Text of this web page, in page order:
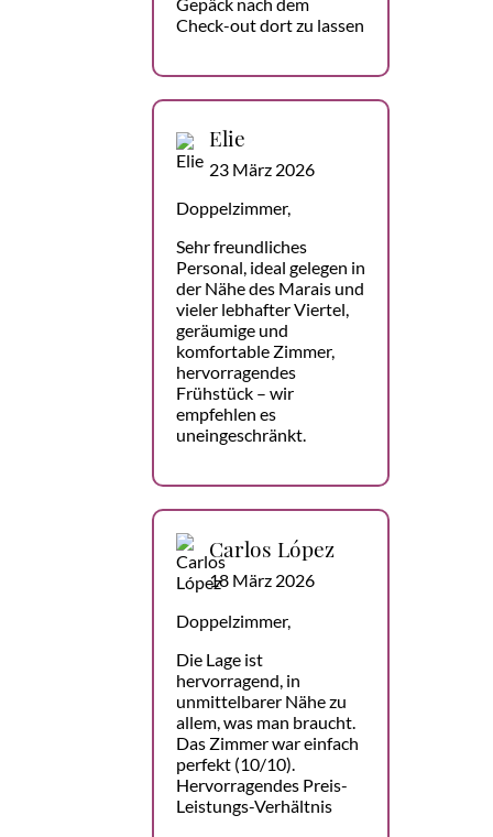
Check-out dort zu lassen
Elie
23 März 2026
Doppelzimmer,
Sehr freundliches
Personal, ideal gelegen in
der Nähe des Marais und
vieler lebhafter Viertel,
geräumige und
komfortable Zimmer,
hervorragendes
Frühstück – wir
empfehlen es
uneingeschränkt.
Carlos López
18 März 2026
Doppelzimmer,
Die Lage ist
hervorragend, in
unmittelbarer Nähe zu
allem, was man braucht.
Das Zimmer war einfach
perfekt (10/10).
Hervorragendes Preis-
Leistungs-Verhältnis